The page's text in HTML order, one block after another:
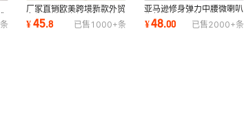
条
厂家直销欧美跨境新款外贸
女牛仔裤独立站中腰直筒长
裤
¥45.8 已售 1000+条
亚马逊修身弹力中腰微喇叭
牛仔裤大码女装 Stretchy
Mid Rise Fla
¥48.00 已售2000+条